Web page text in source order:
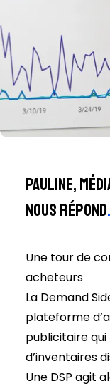
Pauline,
nous répond.
Une tour de
acheteurs
La Demand
plateforme
publicitaire
d’inventaires
Une DSP agit